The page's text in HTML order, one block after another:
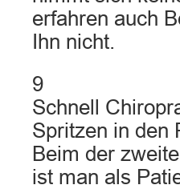
erfahren auch
Ihn nicht.
9
Schnell
Spritzen in den
Beim der
ist man als